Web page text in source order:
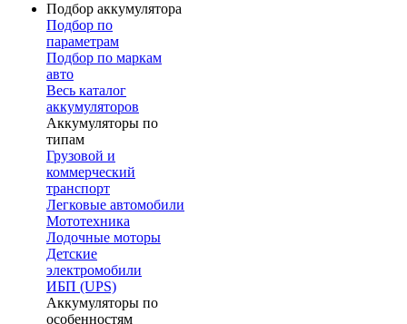
Подбор аккумулятора
Подбор по
параметрам
Подбор по маркам
авто
Весь каталог
аккумуляторов
Аккумуляторы по
типам
Грузовой и
коммерческий
транспорт
Легковые автомобили
Мототехника
Лодочные моторы
Детские
электромобили
ИБП (UPS)
Аккумуляторы по
особенностям